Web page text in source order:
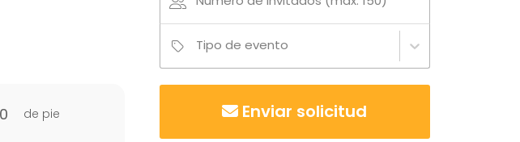
de pie
Tipo de evento
Enviar solicitud